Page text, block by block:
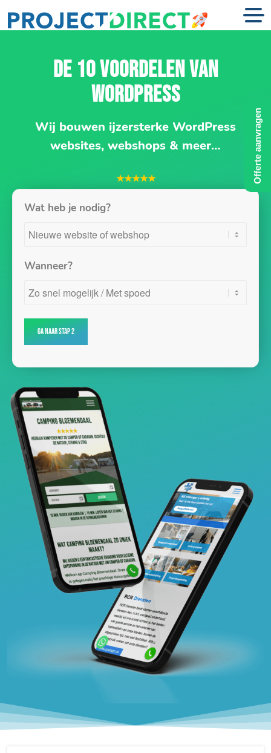
DE 10 VOORDELEN VAN
WORDPRESS
Wij bouwen ijzersterke WordPress
websites, webshops & meer…
★★★★★
Wat heb je nodig?
Wanneer?
Offerte aanvragen